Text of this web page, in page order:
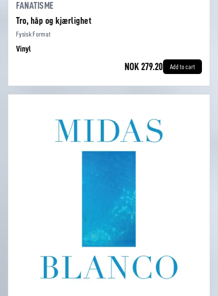
FANATISME
Tro, håp og kjærlighet
Fysisk Format
Vinyl
NOK 279.20 Add to cart